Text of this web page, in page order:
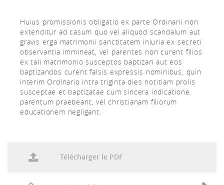
Huius promissionis obligatio ex parte Ordinarii non
extenditur ad casum quo vel aliquod scandalum aut
gravis erga matrimonii sanctitatem iniuria ex secreti
observantia immineat, vel parentes non curent filios
ex tali matrimonio susceptos baptizari aut eos
baptizandos curent falsis expressis nominibus, quin
interim Ordinario intra triginta dies notitiam prolis
susceptae et baptizatae cum sincera indicatione
parentum praebeant, vel christianam filiorum
educationem negligant.
Télécharger le PDF